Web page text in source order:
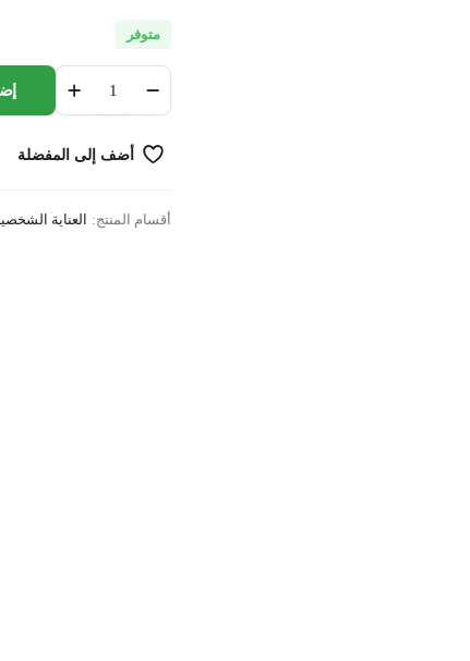
متوفر
KIDS
quantity
أضف إلى المفضلة
أقسام المنتج: العناية